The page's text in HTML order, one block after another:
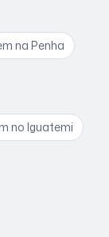
na Penha
no Iguatemi